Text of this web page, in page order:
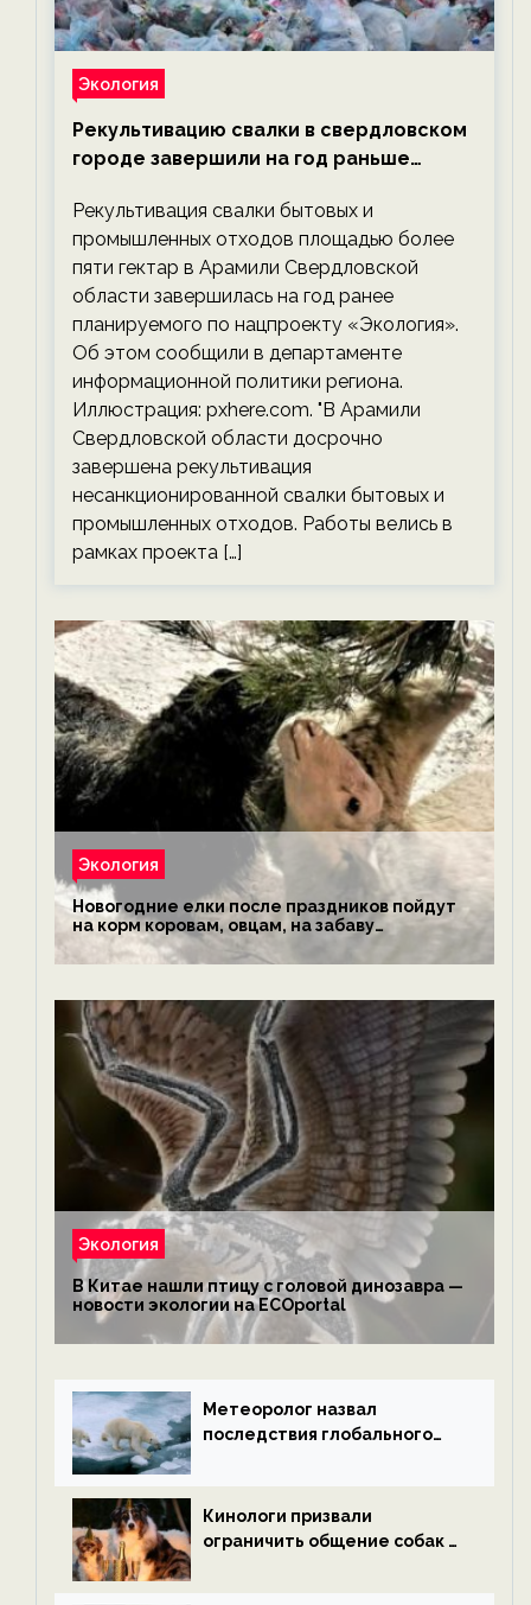
Экология
Рекультивацию свалки в свердловском
городе завершили на год раньше
экологии на ECOportal
Рекультивация свалки бытовых и
промышленных отходов площадью более
пяти гектар в Арамили Свердловской
области завершилась на год ранее
планируемого по нацпроекту «Экология».
Об этом сообщили в департаменте
информационной политики региона.
Иллюстрация: pxhere.com. "В Арамили
Свердловской области досрочно
завершена рекультивация
несанкционированной свалки бытовых и
промышленных отходов. Работы велись в
рамках проекта […]
Экология
Новогодние елки после праздников пойдут
на корм коровам, овцам, на забаву
обезьянам, львам и леопардам — новости
экологии на ECOportal
Экология
В Китае нашли птицу с головой динозавра —
новости экологии на ECOportal
Метеоролог назвал
последствия глобального
ECOportal
Кинологи призвали
ограничить общение собак с